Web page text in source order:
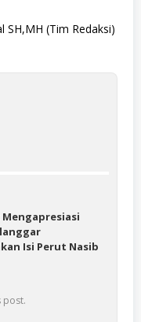
(Tim Redaksi)
Isi Perut Nasib
post.